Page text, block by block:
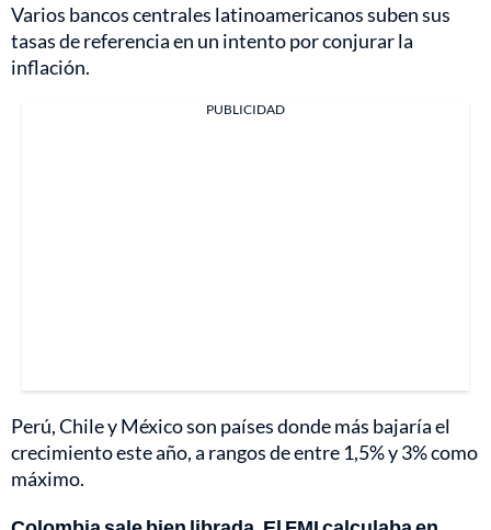
Varios bancos centrales latinoamericanos suben sus
tasas de referencia en un intento por conjurar la
inflación.
PUBLICIDAD
Perú, Chile y México son países donde más bajaría el
crecimiento este año, a rangos de entre 1,5% y 3% como
máximo.